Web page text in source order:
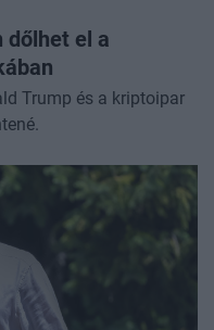
dőlhet el a
Trump és a kriptoipar